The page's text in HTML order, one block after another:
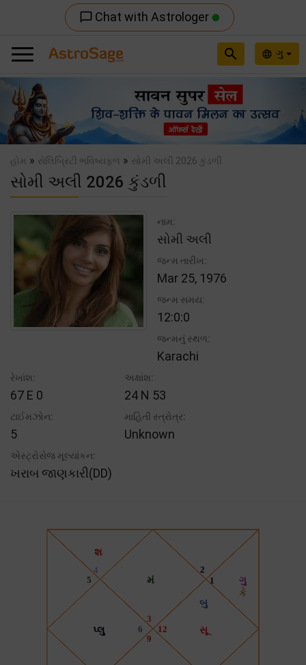
chat_bubble_outline Chat with Astrologer
language ગુ
search
Previous
હોમ » સેલિબ્રિટી ભવિષ્યફળ » સોમી અલી 2026 કુંડળી
સોમી અલી 2026 કુંડળી
નામ:
સોમી અલી
જન્મ તારીખ:
Mar 25, 1976
જન્મ સમય:
12:0:0
જન્મનું સ્થળ:
Karachi
રેખાંશ:
67 E 0
અક્ષાંશ:
24 N 53
ટાઈમઝોન:
5
માહિતી સ્ત્રોત્ર:
Unknown
એસ્ટ્રોસેજ મૂલ્યાંકન:
ખરાબ જાણકારી(DD)